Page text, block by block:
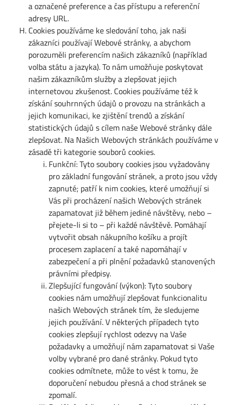
a označené preference a čas přístupu a referenční
adresy URL.
Cookies používáme ke sledování toho, jak naši
zákazníci používají Webové stránky, a abychom
porozuměli preferencím našich zákazníků (například
volba státu a jazyka). To nám umožňuje poskytovat
našim zákazníkům služby a zlepšovat jejich
internetovou zkušenost. Cookies používáme též k
získání souhrnných údajů o provozu na stránkách a
jejich komunikaci, ke zjištění trendů a získání
statistických údajů s cílem naše Webové stránky dále
zlepšovat. Na Našich Webových stránkách používáme v
zásadě tři kategorie souborů cookies.
Funkční: Tyto soubory cookies jsou vyžadovány
pro základní fungování stránek, a proto jsou vždy
zapnuté; patří k nim cookies, které umožňují si
Vás při procházení našich Webových stránek
zapamatovat již během jediné návštěvy, nebo –
přejete-li si to – při každé návštěvě. Pomáhají
vytvořit obsah nákupního košíku a projít
procesem zaplacení a také napomáhají v
zabezpečení a při plnění požadavků stanovených
právními předpisy.
Zlepšující fungování (výkon): Tyto soubory
cookies nám umožňují zlepšovat funkcionalitu
našich Webových stránek tím, že sledujeme
jejich používání. V některých případech tyto
cookies zlepšují rychlost odezvy na Vaše
požadavky a umožňují nám zapamatovat si Vaše
volby vybrané pro dané stránky. Pokud tyto
cookies odmítnete, může to vést k tomu, že
doporučení nebudou přesná a chod stránek se
zpomalí.